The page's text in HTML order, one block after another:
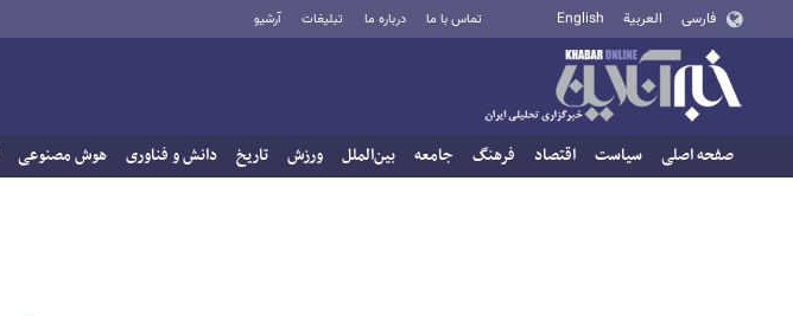
فارسی العربية English تماس با ما درباره ما تبلیغات آرشیو
صفحه اصلی سیاست اقتصاد فرهنگ جامعه بین‌الملل ورزش تاریخ دانش و فناوری هوش مصنوعی